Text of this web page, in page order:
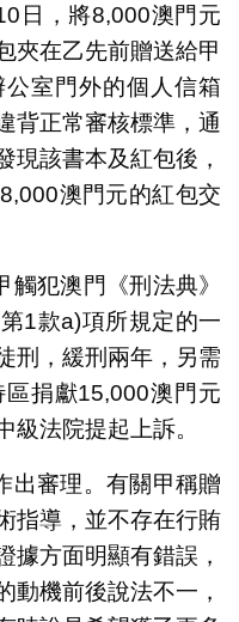
日，將8,000澳門元
夾在乙先前贈送給甲
室門外的個人信箱
背正常審核標準，通
現該書本及紅包後，
澳門元的紅包交
犯澳門《刑法典》
1款a)項所規定的一
刑，緩刑兩年，另需
捐獻15,000澳門元
級法院提起上訴。
出審理。有關甲稱贈
指導，並不存在行賄
據方面明顯有錯誤，
動機前後說法不一，